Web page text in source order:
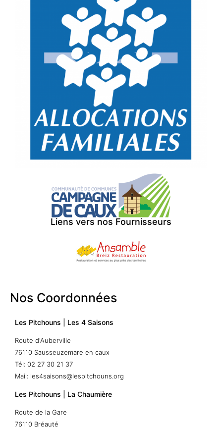
Liens vers nos Fournisseurs
Nos Coordonnées
Les Pitchouns | Les 4 Saisons
Route d'Auberville
76110 Sausseuzemare en caux
Tél: 02 27 30 21 37
Mail: les4saisons@lespitchouns.org
Les Pitchouns | La Chaumière
Route de la Gare
76110 Bréauté